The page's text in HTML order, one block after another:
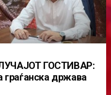
ГОСТИВАР:
граѓанска држава